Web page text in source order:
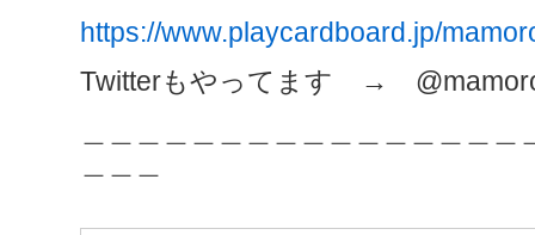
https://www.playcardboard.jp/
Twitterもやってます →